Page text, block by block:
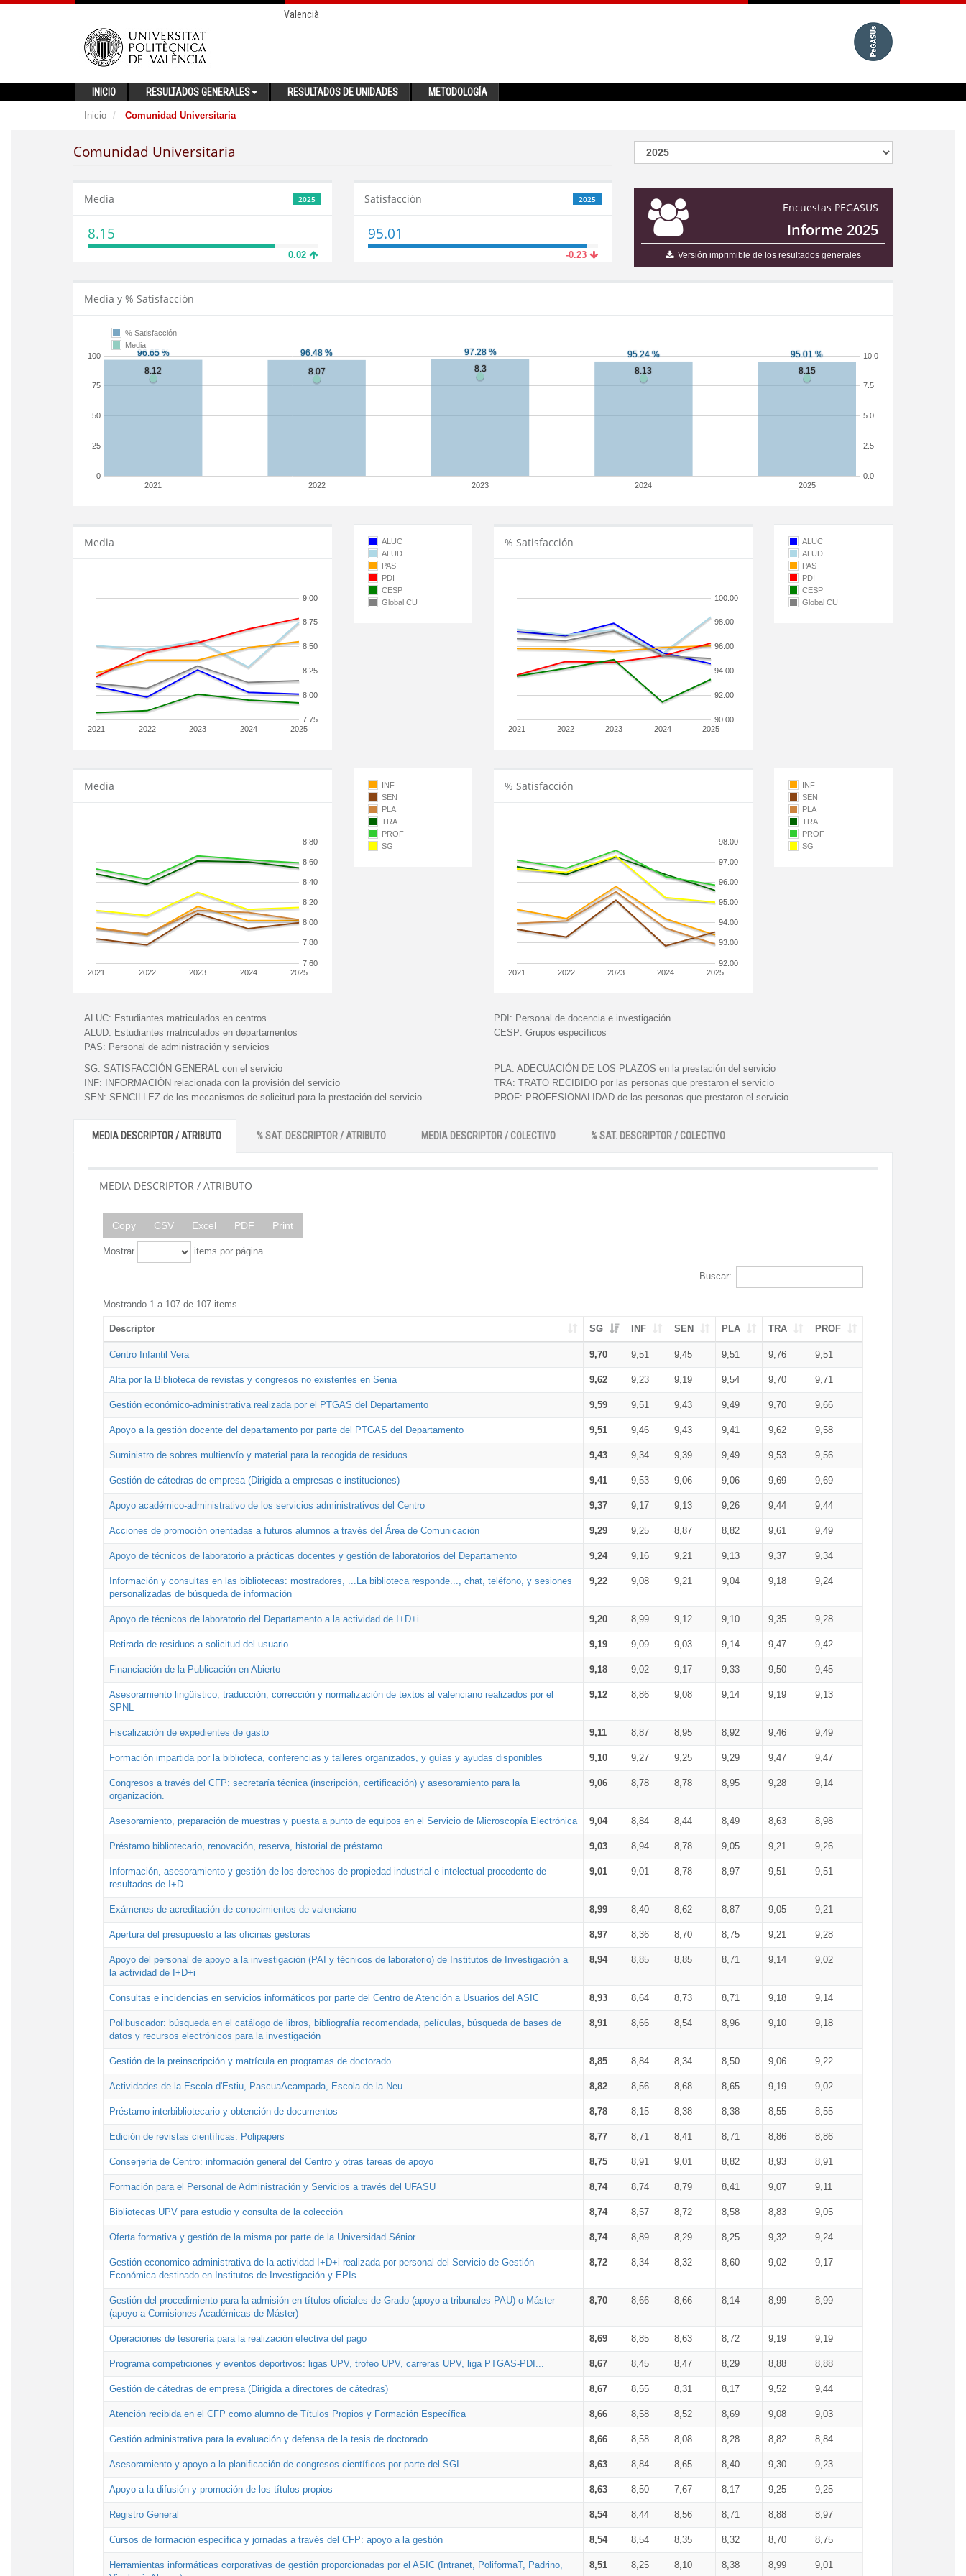
Valencià
INICIO RESULTADOS GENERALES RESULTADOS DE UNIDADES METODOLOGÍA
Inicio Comunidad Universitaria
Comunidad Universitaria
Encuestas PEGASUS
Informe 2025
Versión imprimible de los resultados generales
2025
Media
8.15
0.02
2025
Satisfacción
95.01
-0.23
Media y % Satisfacción
2021 2022 2023 2024 2025
0
25
50
75
100
0.0
2.5
5.0
7.5
10.0
% Satisfacción
Media
Media
2021 2022 2023 2024 2025
7.75
8.00
8.25
8.50
8.75
9.00
ALUC
ALUD
PAS
PDI
CESP
Global CU
% Satisfacción
2021 2022 2023 2024 2025
90.00
92.00
94.00
96.00
98.00
100.00
ALUC
ALUD
PAS
PDI
CESP
Global CU
Media
2021 2022 2023 2024 2025
7.60
7.80
8.00
8.20
8.40
8.60
8.80
INF
SEN
PLA
TRA
PROF
SG
% Satisfacción
2021 2022 2023 2024 2025
92.00
93.00
94.00
95.00
96.00
97.00
98.00
INF
SEN
PLA
TRA
PROF
SG
ALUC: Estudiantes matriculados en centros
ALUD: Estudiantes matriculados en departamentos
PAS: Personal de administración y servicios
PDI: Personal de docencia e investigación
CESP: Grupos específicos
SG: SATISFACCIÓN GENERAL con el servicio
INF:
INFORMACIÓN relacionada con la provisión del servicio
SEN: SENCILLEZ de los mecanismos de solicitud para la prestación del servicio
PLA: ADECUACIÓN DE LOS PLAZOS en la prestación del servicio
TRA: TRATO RECIBIDO por las personas que prestaron el servicio
PROF: PROFESIONALIDAD de las personas que prestaron el servicio
MEDIA DESCRIPTOR / ATRIBUTO % SAT. DESCRIPTOR / ATRIBUTO MEDIA DESCRIPTOR / COLECTIVO % SAT. DESCRIPTOR / COLECTIVO
MEDIA DESCRIPTOR / ATRIBUTO
Copy CSV Excel PDF Print
Mostrar items por página
Buscar:
Mostrando 1 a 107 de 107 items
Descriptor SG INF SEN PLA TRA PROF
Centro Infantil Vera 9,70 9,51 9,45 9,51 9,76 9,51
Alta por la Biblioteca de revistas y congresos no existentes en Senia 9,62 9,23 9,19 9,54 9,70 9,71
Gestión económico-administrativa realizada por el PTGAS del Departamento 9,59 9,51 9,43 9,49 9,70 9,66
Apoyo a la gestión docente del departamento por parte del PTGAS del Departamento 9,51 9,46 9,43 9,41 9,62 9,58
Suministro de sobres multienvío y material para la recogida de residuos 9,43 9,34 9,39 9,49 9,53 9,56
Gestión de cátedras de empresa (Dirigida a empresas e instituciones) 9,41 9,53 9,06 9,06 9,69 9,69
Apoyo académico-administrativo de los servicios administrativos del Centro 9,37 9,17 9,13 9,26 9,44 9,44
Acciones de promoción orientadas a futuros alumnos a través del Área de Comunicación 9,29 9,25 8,87 8,82 9,61 9,49
Apoyo de técnicos de laboratorio a prácticas docentes y gestión de laboratorios del Departamento 9,24 9,16 9,21 9,13 9,37 9,34
Información y consultas en las bibliotecas: mostradores, ...La biblioteca responde..., chat, teléfono, y sesiones
personalizadas de búsqueda de información
9,22 9,08 9,21 9,04 9,18 9,24
Apoyo de técnicos de laboratorio del Departamento a la actividad de I+D+i 9,20 8,99 9,12 9,10 9,35 9,28
Retirada de residuos a solicitud del usuario 9,19 9,09 9,03 9,14 9,47 9,42
Financiación de la Publicación en Abierto 9,18 9,02 9,17 9,33 9,50 9,45
Asesoramiento lingüístico, traducción, corrección y normalización de textos al valenciano realizados por el
SPNL
9,12 8,86 9,08 9,14 9,19 9,13
Fiscalización de expedientes de gasto 9,11 8,87 8,95 8,92 9,46 9,49
Formación impartida por la biblioteca, conferencias y talleres organizados, y guías y ayudas disponibles 9,10 9,27 9,25 9,29 9,47 9,47
Congresos a través del CFP: secretaría técnica (inscripción, certificación) y asesoramiento para la
organización.
9,06 8,78 8,78 8,95 9,28 9,14
Asesoramiento, preparación de muestras y puesta a punto de equipos en el Servicio de Microscopía Electrónica 9,04 8,84 8,44 8,49 8,63 8,98
Préstamo bibliotecario, renovación, reserva, historial de préstamo 9,03 8,94 8,78 9,05 9,21 9,26
Información, asesoramiento y gestión de los derechos de propiedad industrial e intelectual procedente de
resultados de I+D
9,01 9,01 8,78 8,97 9,51 9,51
Exámenes de acreditación de conocimientos de valenciano 8,99 8,40 8,62 8,87 9,05 9,21
Apertura del presupuesto a las oficinas gestoras 8,97 8,36 8,70 8,75 9,21 9,28
Apoyo del personal de apoyo a la investigación (PAI y técnicos de laboratorio) de Institutos de Investigación a
la actividad de I+D+i
8,94 8,85 8,85 8,71 9,14 9,02
Consultas e incidencias en servicios informáticos por parte del Centro de Atención a Usuarios del ASIC 8,93 8,64 8,73 8,71 9,18 9,14
Polibuscador: búsqueda en el catálogo de libros, bibliografía recomendada, películas, búsqueda de bases de
datos y recursos electrónicos para la investigación
8,91 8,66 8,54 8,96 9,10 9,18
Gestión de la preinscripción y matrícula en programas de doctorado 8,85 8,84 8,34 8,50 9,06 9,22
Actividades de la Escola d'Estiu, PascuaAcampada, Escola de la Neu 8,82 8,56 8,68 8,65 9,19 9,02
Préstamo interbibliotecario y obtención de documentos 8,78 8,15 8,38 8,38 8,55 8,55
Edición de revistas científicas: Polipapers 8,77 8,71 8,41 8,71 8,86 8,86
Conserjería de Centro: información general del Centro y otras tareas de apoyo 8,75 8,91 9,01 8,82 8,93 8,91
Formación para el Personal de Administración y Servicios a través del UFASU 8,74 8,74 8,79 8,41 9,07 9,11
Bibliotecas UPV para estudio y consulta de la colección 8,74 8,57 8,72 8,58 8,83 9,05
Oferta formativa y gestión de la misma por parte de la Universidad Sénior 8,74 8,89 8,29 8,25 9,32 9,24
Gestión economico-administrativa de la actividad I+D+i realizada por personal del Servicio de Gestión
Económica destinado en Institutos de Investigación y EPIs
8,72 8,34 8,32 8,60 9,02 9,17
Gestión del procedimiento para la admisión en títulos oficiales de Grado (apoyo a tribunales PAU) o Máster
(apoyo a Comisiones Académicas de Máster)
8,70 8,66 8,66 8,14 8,99 8,99
Operaciones de tesorería para la realización efectiva del pago 8,69 8,85 8,63 8,72 9,19 9,19
Programa competiciones y eventos deportivos: ligas UPV, trofeo UPV, carreras UPV, liga PTGAS-PDI... 8,67 8,45 8,47 8,29 8,88 8,88
Gestión de cátedras de empresa (Dirigida a directores de cátedras) 8,67 8,55 8,31 8,17 9,52 9,44
Atención recibida en el CFP como alumno de Títulos Propios y Formación Específica 8,66 8,58 8,52 8,69 9,08 9,03
Gestión administrativa para la evaluación y defensa de la tesis de doctorado 8,66 8,58 8,08 8,28 8,82 8,84
Asesoramiento y apoyo a la planificación de congresos científicos por parte del SGI 8,63 8,84 8,65 8,40 9,30 9,23
Apoyo a la difusión y promoción de los títulos propios 8,63 8,50 7,67 8,17 9,25 9,25
Registro General 8,54 8,44 8,56 8,71 8,88 8,97
Cursos de formación específica y jornadas a través del CFP: apoyo a la gestión 8,54 8,54 8,35 8,32 8,70 8,75
Herramientas informáticas corporativas de gestión proporcionadas por el ASIC (Intranet, PoliformaT, Padrino,
8,51 8,25 8,10 8,38 8,99 9,01